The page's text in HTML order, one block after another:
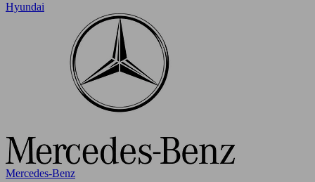
Hyundai
Mercedes-Benz